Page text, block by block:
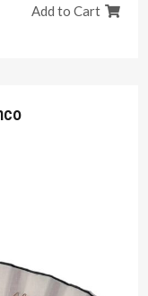
Add to Cart